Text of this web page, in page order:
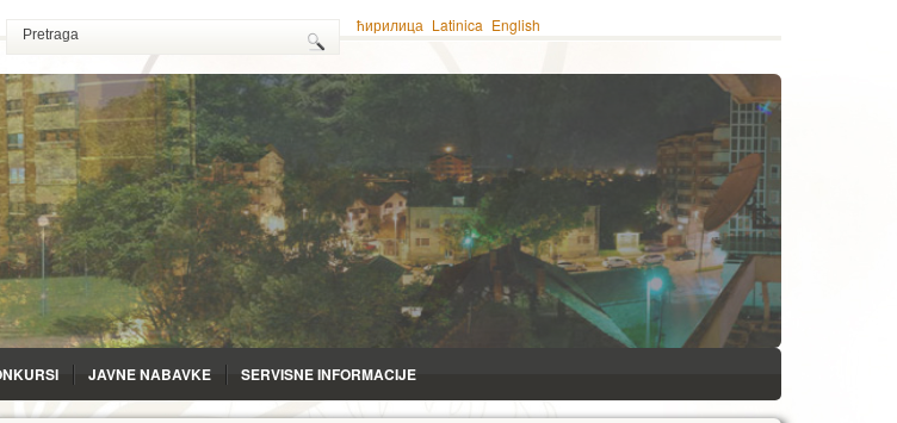
ћирилица Latinica English
JAVNE NABAVKE SERVISNE INFORMACIJE